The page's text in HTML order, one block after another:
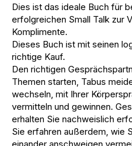
Dies ist das ideale Buch für
erfolgreichen Small Talk zur
Komplimente.
Dieses Buch ist mit seinen
richtige Kauf.
Den richtigen
Themen starten, Tabus
wechseln, mit Ihrer
vermitteln und gewinnen.
erhalten Sie nachweislich
Sie erfahren außerdem, wie